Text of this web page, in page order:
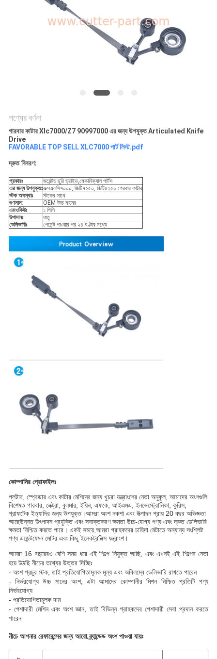
PRIVACY
পণ্যের বর্ণনা
গারবার কাটার Xlc7000/Z7 90997000 এর জন্য উপযুক্ত Articulated Knife
Drive
FAVORABLE TOP SELL XLC7000 পার্ট লিস্ট.pdf
দ্রুত বিবরণ:
প্রকারঃ
জয়েন্টড ছুরি ড্রাইভ,মেকানিক্যাল পার্টস
এর জন্য উপযুক্তঃএক্সএলসি৭০০০, জিটি৭২৫০, জিটি৫২৫০ গেরবার কাটার
স্টক অবস্থাঃ
স্টকের সাথে
গুণমান:
OEM উচ্চ মানের
এমওকিউঃ
১ পিসি
উপাদানঃ
ধাতু
ডেলিভারিঃ
পেমেন্ট পাওয়ার পর ২৪ ঘণ্টার মধ্যে
কোম্পানির প্রোফাইলঃ
প্লটার, স্প্রেডার এবং কাটার মেশিনের জন্য খুচরা যন্ত্রাংশের নেতা অনুকূল, আমাদের অংশগুলি
বিশেষত গারবার, লেক্ট্রা, বুলমার, ইয়িন, এফকে, আইএমএ, ইনভেস্ট্রোনিকা, কুরিস,
গ্রাফটেক ইত্যাদির জন্য উপযুক্ত।আমরা অংশ নকশা এবং উত্পাদন প্রায় 20 বছর অভিজ্ঞতা
আছেউন্নত উৎপাদন প্রযুক্তি এবং সনাক্তকরণ ক্ষমতা উচ্চ-যোগ্য পণ্য এবং দ্রুত ডেলিভারি
ক্ষমতা নিশ্চিত করতে পারে। একই সময়ে,আমরা গ্রাহকদের চাহিদা মেটাতে অন্যান্য সংশ্লিষ্ট
পণ্য এজেন্টযেমন মোটর এবং কিছু ইলেকট্রনিক্স যন্ত্রাংশ।
আমরা 16 বছরেরও বেশি সময় ধরে এই শিল্পে নিযুক্ত আছি, এবং এখনই এই শিল্পের নেতা
হয়ে উঠছি নীচের তথ্যের উত্তর দিচ্ছিঃ
- অংশ প্রচুর স্টক, তাই প্রতিযোগিতামূলক মূল্য এবং অবিলম্বে ডেলিভারি রাখতে পারেন
- নির্ভরযোগ্য উচ্চ মানের অংশ, এটা আমাদের কোম্পানীর মিশন নিশ্চিত প্রতিটি পণ্য
নির্ভরযোগ্য
- প্রতিযোগিতামূলক দাম
- পেশাদারী মেশিন এবং অংশ জ্ঞান, তাই বিভিন্ন গ্রাহকদের পেশাদারী সেবা প্রদান করতে
পারেন
নীচে আপনার রেফারেন্সের জন্য আরো ব্র্যান্ডেড অংশ পাওয়া যায়ঃ